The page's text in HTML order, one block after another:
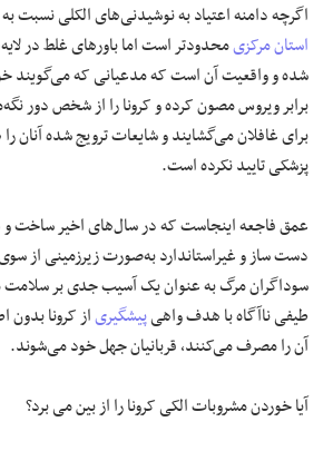
اگرچه دامنه اعتیاد به نوشیدنی‌های الکلی نسبت
استان مرکزیمحدودتر است اما باورهای غلط در
شده و واقعیت آن است که مدعیانی که می‌گویند
برابر ویروس مصون کرده و کرونا را از شخص دور
برای غافلان می‌گشایند و شایعات ترویج شده آنان
پزشکی تایید نکرده است.
عمق فاجعه اینجاست که در سال‌های اخیر ساخت و
دست ساز و غیراستاندارد به‌صورت زیرزمینی از
سوداگران مرگ به عنوان یک آسیب جدی بر
طیفی ناآگاه با هدف واهیپیشگیریاز کرونا
آن را مصرف می‌کنند، قربانیان جهل خود می‌شوند.
آیا خوردن مشروبات الکی کرونا را از بین می برد؟